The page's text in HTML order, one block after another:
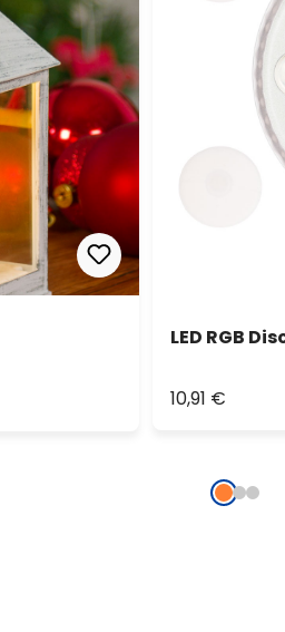
LED RGB
10,91 €